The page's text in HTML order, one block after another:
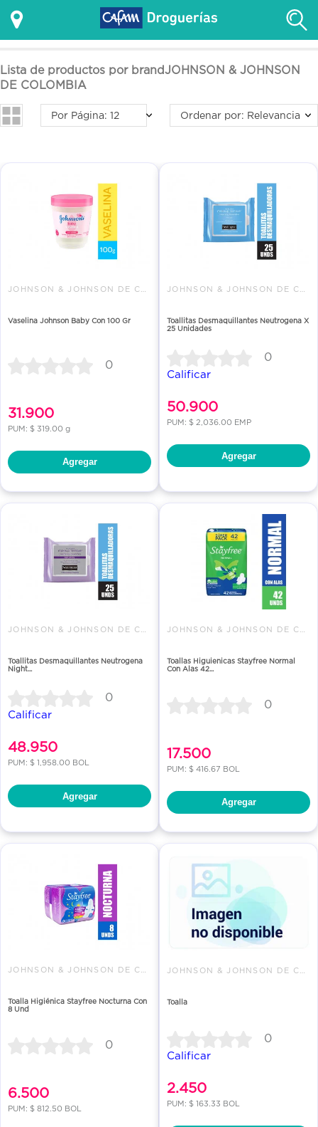
Lista de productos por brandJOHNSON & JOHNSON
DE COLOMBIA
Por Página: 12 Ordenar por: Relevancia
JOHNSON & JOHNSON DE COLOMBIA
Vaselina Johnson Baby Con 100 Gr
0
31.900
PUM: $ 319.00 g
Agregar
JOHNSON & JOHNSON DE COLOMBIA
Toallitas Desmaquillantes Neutrogena X
25 Unidades
0
Calificar
50.900
PUM: $ 2,036.00 EMP
Agregar
Toallitas Desmaquillantes Neutrogena
Night...
0
Calificar
48.950
PUM: $ 1,958.00 BOL
Agregar
Toallas Higuienicas Stayfree Normal
Con Alas 42...
0
17.500
PUM: $ 416.67 BOL
Agregar
Toalla Higiénica Stayfree Nocturna Con
8 Und
0
6.500
PUM: $ 812.50 BOL
Toalla
0
Calificar
2.450
PUM: $ 163.33 BOL